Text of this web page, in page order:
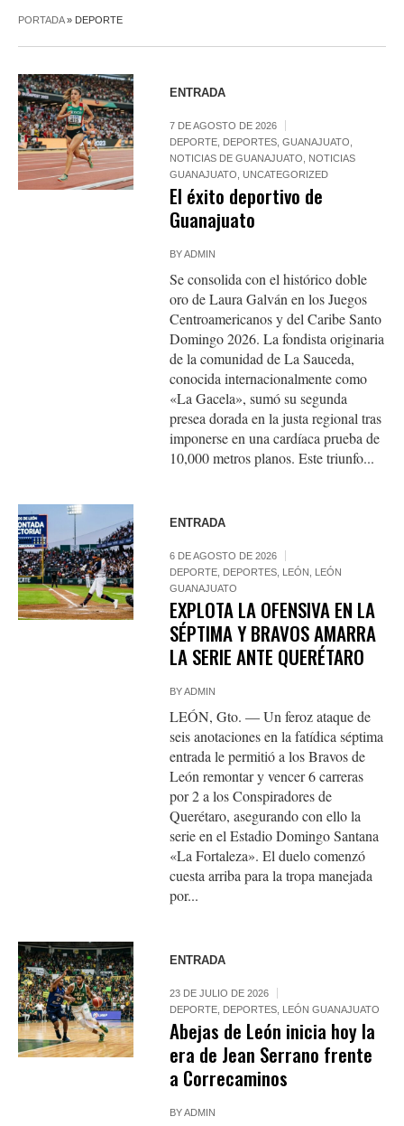
PORTADA» DEPORTE
ENTRADA
7 DE AGOSTO DE 2026
DEPORTE DEPORTES ,GUANAJUATO
NOTICIAS DE GUANAJUATO
NOTICIAS
GUANAJUATO ,UNCATEGORIZED
El éxito deportivo de
Guanajuato
BYADMIN
Se consolida con el histórico doble
oro de Laura Galván en los Juegos
Centroamericanos y del Caribe Santo
Domingo 2026. La fondista originaria
de la comunidad de La Sauceda,
conocida internacionalmente como
«La Gacela», sumó su segunda
presea dorada en la justa regional tras
imponerse en una cardíaca prueba de
10,000 metros planos. Este triunfo...
ENTRADA
6 DE AGOSTO DE 2026
DEPORTE DEPORTES LEÓN
LEÓN
GUANAJUATO
EXPLOTA LA OFENSIVA EN LA
SÉPTIMA Y BRAVOS AMARRA
LA SERIE ANTE QUERÉTARO
BYADMIN
LEÓN, Gto. — Un feroz ataque de
seis anotaciones en la fatídica séptima
entrada le permitió a los Bravos de
León remontar y vencer 6 carreras
por 2 a los Conspiradores de
Querétaro, asegurando con ello la
serie en el Estadio Domingo Santana
«La Fortaleza». El duelo comenzó
cuesta arriba para la tropa manejada
por...
ENTRADA
23 DE JULIO DE 2026
DEPORTE DEPORTES LEÓN GUANAJUATO
Abejas de León inicia hoy la
era de Jean Serrano frente
a Correcaminos
BYADMIN